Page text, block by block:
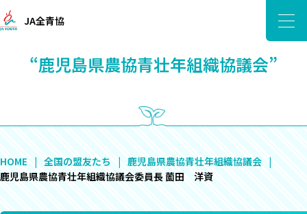
JA全青協
“鹿児島県農協青壮年組織協議会”
HOME 全国の盟友たち
鹿児島県農協青壮年組織協議会
鹿児島県農協青壮年組織協議会委員長 薗田 洋資